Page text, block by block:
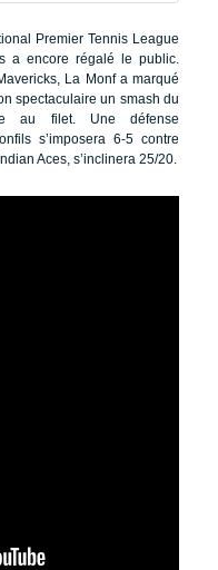
Premier Tennis League
a encore régalé le public.
La Monf a marqué
spectaculaire un smash du
au filet. Une défense
s’imposera 6-5 contre
Aces, s’inclinera 25/20.